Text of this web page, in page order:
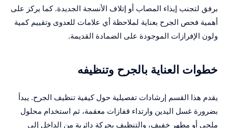
برفق لتجنب إيذاء المصاب أو إتلاف الأنسجة الجديدة. كما يركز على
أهمية فحص الجرح بعناية لملاحظة أي علامات للعدوى وتقييم كمية
ولون الإفرازات الموجودة على الضمادة القديمة.
خطوات العناية بالجرح وتنظيفه
يقدم هذا القسم إرشادات تفصيلية حول كيفية تنظيف الجرح. يبدأ
بضرورة غسل اليدين وارتداء قفازات معقمة، ثم استخدام محلول
ملحي أو مطهر خفيف، والتنظيف بحركة دائرية من الداخل إلى